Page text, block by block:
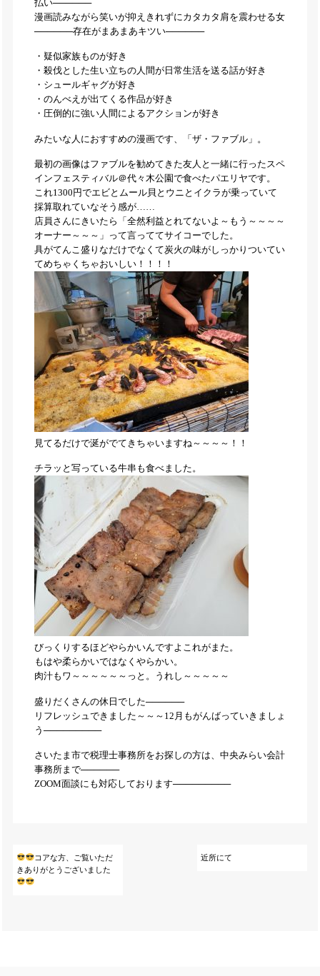
払い──────
漫画読みながら笑いが抑えきれずにカタカタ肩を震わせる女
──────存在がまあまあキツい──────
・疑似家族ものが好き
・殺伐とした生い立ちの人間が日常生活を送る話が好き
・シュールギャグが好き
・のんべえが出てくる作品が好き
・圧倒的に強い人間によるアクションが好き
みたいな人におすすめの漫画です、「ザ・ファブル」。
最初の画像はファブルを勧めてきた友人と一緒に行ったスペ
インフェスティバル＠代々木公園で食べたパエリヤです。
これ1300円でエビとムール貝とウニとイクラが乗っていて
採算取れていなそう感が……
店員さんにきいたら「全然利益とれてないよ～もう～～～～
オーナー～～～」って言っててサイコーでした。
具がてんこ盛りなだけでなくて炭火の味がしっかりついてい
てめちゃくちゃおいしい！！！！
見てるだけで涎がでてきちゃいますね～～～～！！
チラッと写っている牛串も食べました。
びっくりするほどやらかいんですよこれがまた。
もはや柔らかいではなくやらかい。
肉汁もワ～～～～～～っと。うれし～～～～～
盛りだくさんの休日でした──────
リフレッシュできました～～～12月もがんばっていきましょ
う─────────
さいたま市で税理士事務所をお探しの方は、中央みらい会計
事務所まで──────
ZOOM面談にも対応しております─────────
コアな方、ご覧いただ
きありがとうございました
近所にて